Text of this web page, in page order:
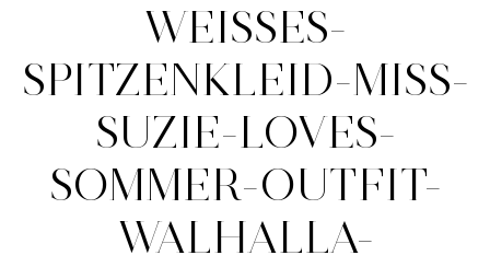
WEISSES-
SPITZENKLEID-MISS-
SUZIE-LOVES-
SOMMER-OUTFIT-
WALHALLA-